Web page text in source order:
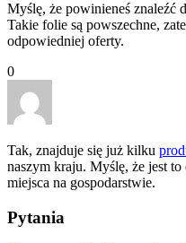
Myślę, że powinieneś znaleźć
Takie folie są powszechne,
odpowiedniej oferty.
0
Tak, znajduje się już kilku
naszym kraju. Myślę, że jest
miejsca na gospodarstwie.
Pytania